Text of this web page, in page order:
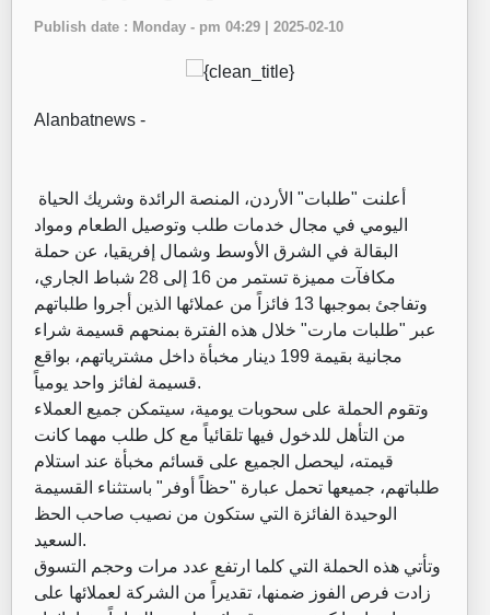
Publish date : Monday - pm 04:29 | 2025-02-10
Alanbatnews -
اليومي في مجال خدمات طلب وتوصيل الطعام ومواد
البقالة في الشرق الأوسط وشمال إفريقيا، عن حملة
مكافآت مميزة تستمر من 16 إلى 28 شباط الجاري،
وتفاجئ بموجبها 13 فائزاً من عملائها الذين أجروا طلباتهم
عبر "طلبات مارت" خلال هذه الفترة بمنحهم قسيمة شراء
مجانية بقيمة 199 دينار مخبأة داخل مشترياتهم، بواقع
قسيمة لفائز واحد يومياً.
وتقوم الحملة على سحوبات يومية، سيتمكن جميع العملاء
من التأهل للدخول فيها تلقائياً مع كل طلب مهما كانت
قيمته، ليحصل الجميع على قسائم مخبأة عند استلام
طلباتهم، جميعها تحمل عبارة "حظاً أوفر" باستثناء القسيمة
الوحيدة الفائزة التي ستكون من نصيب صاحب الحظ
السعيد.
وتأتي هذه الحملة التي كلما ارتفع عدد مرات وحجم التسوق
زادت فرص الفوز ضمنها، تقديراً من الشركة لعملائها على